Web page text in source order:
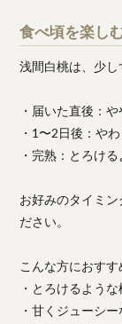
食べ頃を楽し
浅間白桃は、少し
・届いた直後：
・1〜2日後：や
・完熟：とろけ
お好みのタイミン
ださい。
こんな方におすす
・とろけるよう
・甘くジューシ